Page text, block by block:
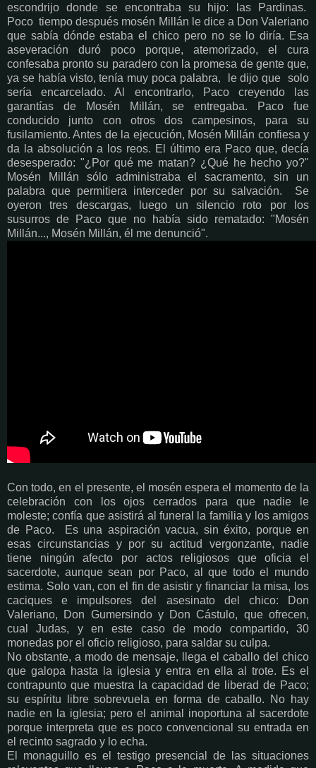
escondrijo donde se encontraba su hijo: las Pardinas.
Poco tiempo después mosén Millán le dicea Don Valeriano
que sabía dónde estaba el chico pero no se lo diría. Esa
aseveración duró poco porque, atemorizado, el cura
confesaba pronto su paradero con la promesa de gente que,
ya se había visto, tenía muy poca palabra, le dijo que solo
sería encarcelado. Al encontrarlo, Paco creyendo las
garantías de Mosén Millán, se entregaba. Paco fue
conducido junto con otros dos campesinos, para su
fusilamiento. Antes de la ejecución, Mosén Millán confiesa y
da la absolución a los reos. El último era Paco que, decía
desesperado: "¿Por qué me matan? ¿Qué he hecho yo?"
Mosén Millán sólo administraba el sacramento, sin un
palabra que permitiera interceder por su salvación. Se
oyeron tres descargas, luego un silencio roto por los
susurros de Paco que no había sido rematado: "Mosén
Millán..., Mosén Millán, él me denunció".
Con todo, en el presente, el mosén espera el momento de la
celebración con los ojos cerrados para que nadie le
moleste; confía que asistirá al funeral la familia y los amigos
de Paco. Es una aspiración vacua, sin éxito, porque en
esas circunstancias y por su actitud vergonzante, nadie
tiene ningún afecto por actos religiosos que oficia el
sacerdote, aunque sean por Paco, al que todo el mundo
estima. Solo van, con el fin de asistir y financiar la misa, los
caciques e impulsores del asesinato del chico: Don
Valeriano, Don Gumersindo y Don Cástulo, que ofrecen,
cual Judas, y en este caso de modo compartido, 30
monedas por el oficio religioso, para saldar su culpa.
No obstante, a modo de mensaje, llega el caballo del chico
que galopa hasta la iglesia y entra en ella al trote. Es el
contrapunto que muestra la capacidad de liberad de Paco;
su espíritu libre sobrevuela en forma de caballo. No hay
nadie en la iglesia; pero el animal inoportuna al sacerdote
porque interpreta que es poco convencional su entrada en
el recinto sagrado y lo echa.
El monaguillo es el testigo presencial de las situaciones